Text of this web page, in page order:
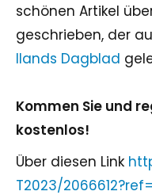
schönen Artikel
geschrieben, der
llands Dagblad
Kommen Sie und
kostenlos!
Über diesen Link
T2023/